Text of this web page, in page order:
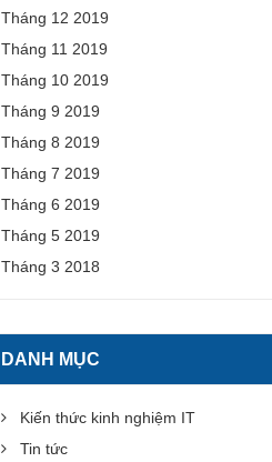
Tháng 12 2019
Tháng 11 2019
Tháng 10 2019
Tháng 9 2019
Tháng 8 2019
Tháng 7 2019
Tháng 6 2019
Tháng 5 2019
Tháng 3 2018
DANH MỤC
Kiến thức kinh nghiệm IT
Tin tức